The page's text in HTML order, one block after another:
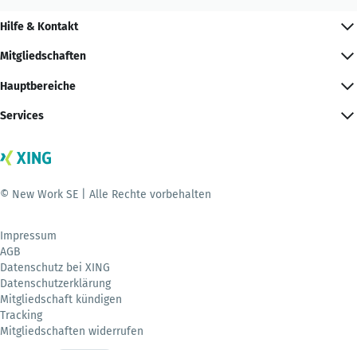
Hilfe & Kontakt
Mitgliedschaften
Hauptbereiche
Services
© New Work SE | Alle Rechte vorbehalten
Impressum
AGB
Datenschutz bei XING
Datenschutzerklärung
Mitgliedschaft kündigen
Tracking
Mitgliedschaften widerrufen